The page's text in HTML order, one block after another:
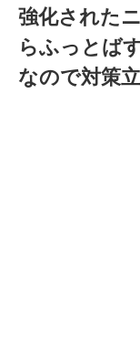
強化された
らふっとば
なので対策